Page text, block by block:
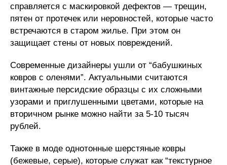
справляется с маскировкой дефектов — трещин,
пятен от протечек или неровностей, которые часто
встречаются в старом жилье. При этом он
защищает стены от новых повреждений.
Современные дизайнеры ушли от “бабушкиных
ковров с оленями”. Актуальными считаются
винтажные персидские образцы с их сложными
узорами и приглушенными цветами, которые на
вторичном рынке можно найти за 5-10 тысяч
рублей.
Также в моде однотонные шерстяные ковры
(бежевые, серые), которые служат как “текстурное